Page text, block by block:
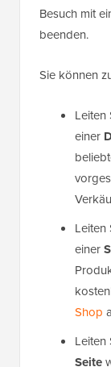
Besuch mit
beenden.
Sie können
Leiten
einer
Leiten
einer
Shop
Leiten
Seite